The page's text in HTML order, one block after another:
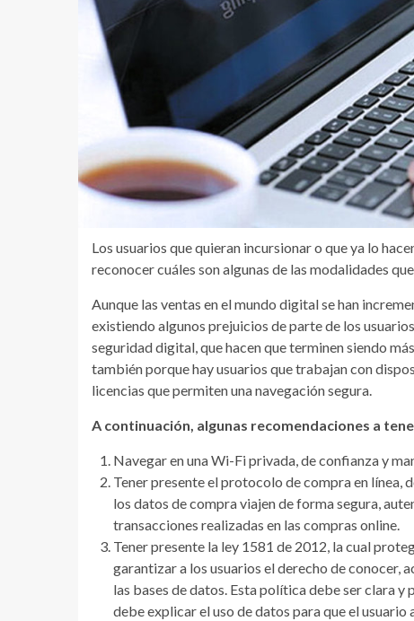
Los usuarios que quieran incursionar o que ya lo
reconocer cuáles son algunas de las modalidades
Aunque las ventas en el mundo digital se han
existiendo algunos prejuicios de parte de los
seguridad digital, que hacen que terminen siendo
también porque hay usuarios que trabajan con
licencias que permiten una navegación segura.
A continuación, algunas recomendaciones a
Navegar en una Wi-Fi privada, de confianza y
Tener presente el protocolo de compra en línea,
los datos de compra viajen de forma segura,
transacciones realizadas en las compras online.
Tener presente la ley 1581 de 2012, la cual
garantizar a los usuarios el derecho de
las bases de datos. Esta política debe ser clara
debe explicar el uso de datos para que el